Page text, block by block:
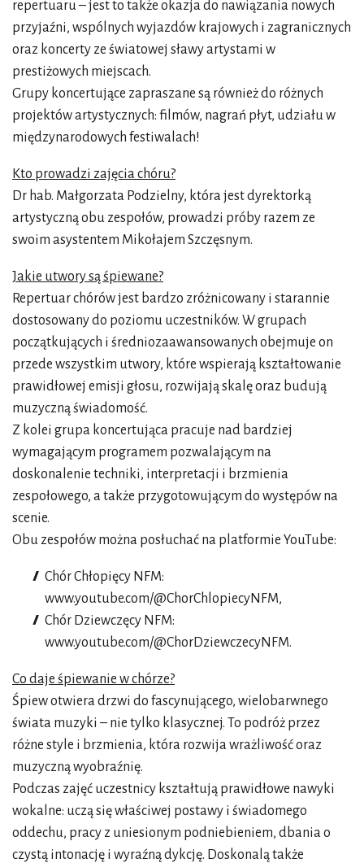
repertuaru – jest to także okazja do nawiązania nowych
przyjaźni, wspólnych wyjazdów krajowych i zagranicznych
oraz koncerty ze światowej sławy artystami w
prestiżowych miejscach.
Grupy koncertujące zapraszane są również do różnych
projektów artystycznych: filmów, nagrań płyt, udziału w
międzynarodowych festiwalach!
Kto prowadzi zajęcia chóru?
Dr hab. Małgorzata Podzielny, która jest dyrektorką
artystyczną obu zespołów, prowadzi próby razem ze
swoim asystentem Mikołajem Szczęsnym.
Jakie utwory są śpiewane?
Repertuar chórów jest bardzo zróżnicowany i starannie
dostosowany do poziomu uczestników. W grupach
początkujących i średniozaawansowanych obejmuje on
przede wszystkim utwory, które wspierają kształtowanie
prawidłowej emisji głosu, rozwijają skalę oraz budują
muzyczną świadomość.
Z kolei grupa koncertująca pracuje nad bardziej
wymagającym programem pozwalającym na
doskonalenie techniki, interpretacji i brzmienia
zespołowego, a także przygotowującym do występów na
scenie.
Obu zespołów można posłuchać na platformie YouTube:
Chór Chłopięcy NFM:
www.youtube.com/@ChorChlopiecyNFM,
Chór Dziewczęcy NFM:
www.youtube.com/@ChorDziewczecyNFM.
Co daje śpiewanie w chórze?
Śpiew otwiera drzwi do fascynującego, wielobarwnego
świata muzyki – nie tylko klasycznej. To podróż przez
różne style i brzmienia, która rozwija wrażliwość oraz
muzyczną wyobraźnię.
Podczas zajęć uczestnicy kształtują prawidłowe nawyki
wokalne: uczą się właściwej postawy i świadomego
oddechu, pracy z uniesionym podniebieniem, dbania o
czystą intonację i wyraźną dykcję. Doskonalą także